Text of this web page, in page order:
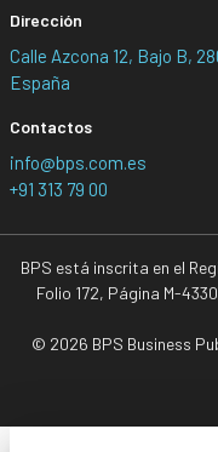
Dirección
Calle Azcona 12, Bajo B,
España
Contactos
info@bps.com.es
+91 313 79 00
BPS está inscrita en el
Folio 172, Página M-
© 2026 BPS Business